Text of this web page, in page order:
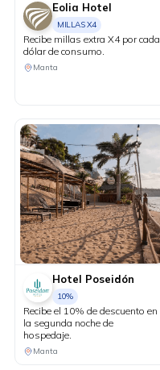
Eolia Hotel
MILLAS X4
Recibe millas extra X4 por cada
dólar de consumo.
Manta
Hotel Poseidón
10%
Recibe el 10% de descuento en
la segunda noche de
hospedaje.
Manta